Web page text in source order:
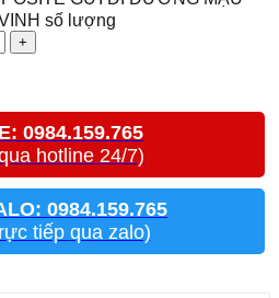
số lượng
0984.159.765
hotline 24/7)
0984.159.765
tiếp qua zalo)